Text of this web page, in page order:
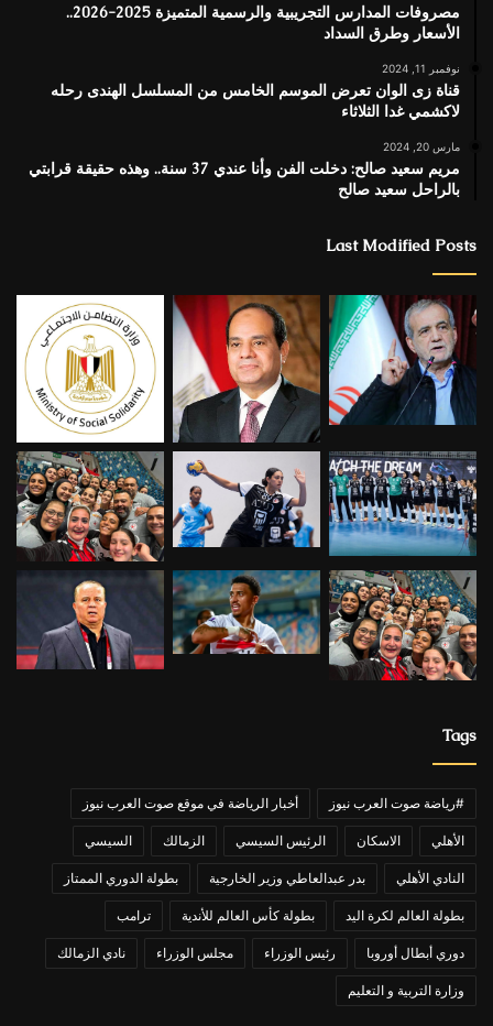
مصروفات المدارس التجريبية والرسمية المتميزة 2025-2026..
الأسعار وطرق السداد
نوفمبر 11, 2024
قناة زى الوان تعرض الموسم الخامس من المسلسل الهندى رحله
لاكشمي غدا الثلاثاء
مارس 20, 2024
مريم سعيد صالح: دخلت الفن وأنا عندي 37 سنة.. وهذه حقيقة قرابتي
بالراحل سعيد صالح
Last Modified Posts
Tags
#رياضة صوت العرب نيوز أخبار الرياضة في موقع صوت العرب نيوز
الأهلي الاسكان الرئيس السيسي الزمالك السيسي
النادي الأهلي بدر عبدالعاطي وزير الخارجية بطولة الدوري الممتاز
بطولة العالم لكرة اليد بطولة كأس العالم للأندية ترامب
دوري أبطال أوروبا رئيس الوزراء مجلس الوزراء نادي الزمالك
وزارة التربية و التعليم